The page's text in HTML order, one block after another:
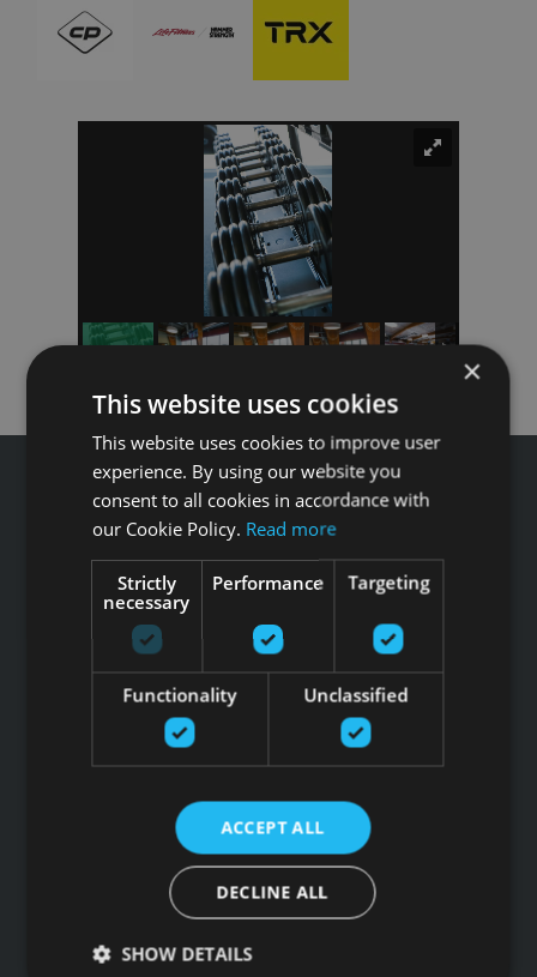
Tālrunis: +371 67 99 40 44
info@gfitness.lv
SIA G Kolizejs
Juridiskā adrese: Ezermalas iela 6 k-3, Rīga, LV-1006
Reģ.Nr. 44103017158 PVN Nr. LV44103017158
A/S SEB Banka LV92UNLA0004007467819 , SWIFT: UNLALV2X
GFITNESS JAUNUMI TAVĀ E-PASTĀ
Pieteikties jaunumiem
×
This website uses cookies
This website uses cookies to improve user
experience. By using our website you
consent to all cookies in accordance with
our Cookie Policy. Read more
Strictly
necessary
Performance Targeting
Functionality Unclassified
ACCEPT ALL
DECLINE ALL
SHOW DETAILS